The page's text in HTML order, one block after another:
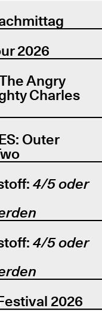
2026
Angry
Charles
Outer
4/5 oder
4/5 oder
2026